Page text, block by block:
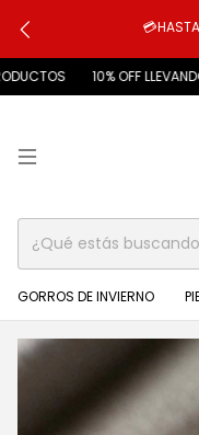
10% OFF LLEVANDO 2 O
GORROS DE INVIERNO